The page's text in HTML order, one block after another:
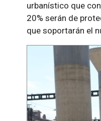
urbanístico que
20% serán de
que soportarán el